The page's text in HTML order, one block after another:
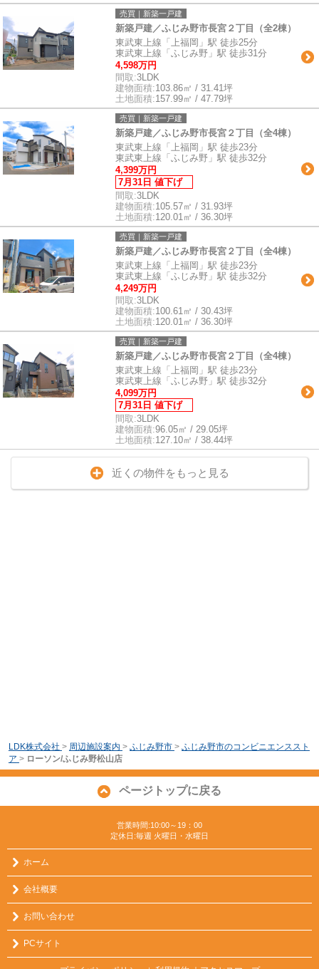
売買｜新築一戸建
新築戸建／ふじみ野市長宮２丁目（全2棟）
東武東上線「上福岡」駅 徒歩25分
東武東上線「ふじみ野」駅 徒歩31分
4,598万円
間取:3LDK
建物面積:103.86㎡ / 31.41坪
土地面積:157.99㎡ / 47.79坪
売買｜新築一戸建
新築戸建／ふじみ野市長宮２丁目（全4棟）
東武東上線「上福岡」駅 徒歩23分
東武東上線「ふじみ野」駅 徒歩32分
4,399万円
7月31日 値下げ
間取:3LDK
建物面積:105.57㎡ / 31.93坪
土地面積:120.01㎡ / 36.30坪
売買｜新築一戸建
新築戸建／ふじみ野市長宮２丁目（全4棟）
東武東上線「上福岡」駅 徒歩23分
東武東上線「ふじみ野」駅 徒歩32分
4,249万円
間取:3LDK
建物面積:100.61㎡ / 30.43坪
土地面積:120.01㎡ / 36.30坪
売買｜新築一戸建
新築戸建／ふじみ野市長宮２丁目（全4棟）
東武東上線「上福岡」駅 徒歩23分
東武東上線「ふじみ野」駅 徒歩32分
4,099万円
7月31日 値下げ
間取:3LDK
建物面積:96.05㎡ / 29.05坪
土地面積:127.10㎡ / 38.44坪
近くの物件をもっと見る
LDK株式会社 > 周辺施設案内 > ふじみ野市 > ふじみ野市のコンビニエンススト
ア > ローソン/ふじみ野松山店
ページトップに戻る
営業時間:10:00～19：00
定休日:毎週 火曜日・水曜日
ホーム
会社概要
お問い合わせ
PCサイト